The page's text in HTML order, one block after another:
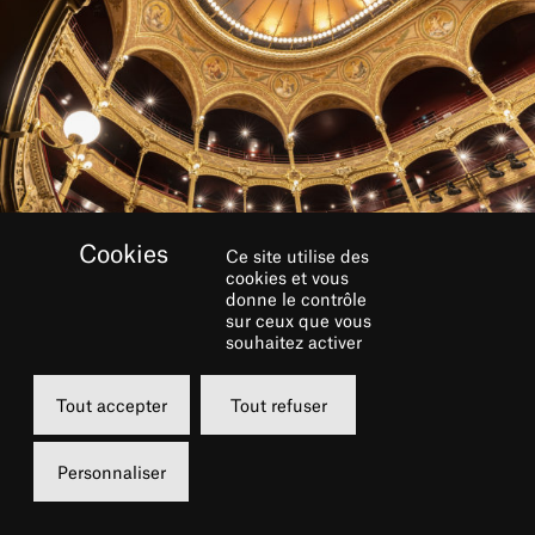
Ce site utilise des
cookies et vous
donne le contrôle
sur ceux que vous
souhaitez activer
Tout accepter Tout refuser
Personnaliser